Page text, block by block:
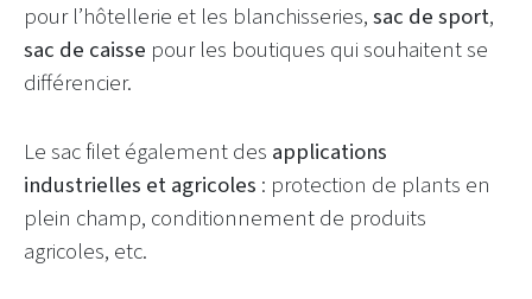
pourl’hôtellerie et les blanchisseries,sac de sport,
sac de caisse pour les boutiques quisouhaitent se
différencier.
Le sac filetégalementdes applications
industrielles etagricoles : protection de plants en
plein champ, conditionnementde produits
agricoles, etc.